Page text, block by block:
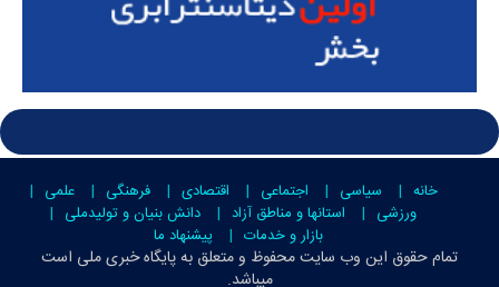
خانه سیاسی اجتماعی اقتصادی فرهنگی
علمی
ورزشی
استانها و مناطق آزاد
دانش بنیان و تولیدملی
بازار و خدمات
پیشنهاد ما
تمام حقوق این وب سایت محفوظ و متعلق بهپایگاه خبری ملی است
میباشد.